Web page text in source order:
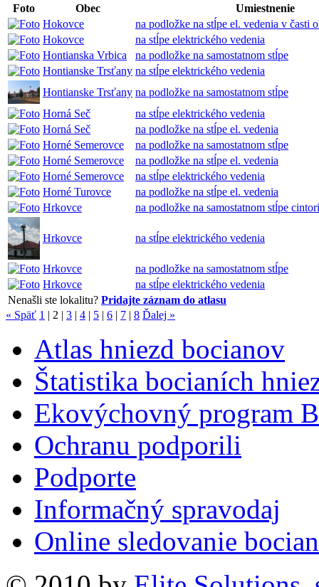
Foto
Obec
Umiestnenie
Hokovce
na podložke na stĺpe el. vedenia v časti
Hokovce
na stĺpe elektrického vedenia
Hontianska Vrbica
na podložke na samostatnom stĺpe
Hontianske Trsťany na stĺpe elektrického vedenia
Hontianske Trsťany na podložke na samostatnom stĺpe
Horná Seč
na stĺpe elektrického vedenia
Horná Seč
na podložke na stĺpe el. vedenia
Horné Semerovce
na podložke na samostatnom stĺpe
Horné Semerovce
na podložke na stĺpe el. vedenia
Horné Semerovce
na stĺpe elektrického vedenia
Horné Turovce
na podložke na stĺpe el. vedenia
Hrkovce
na podložke na samostatnom stĺpe
Hrkovce na stĺpe elektrického vedenia
Hrkovce
na podložke na samostatnom stĺpe
Hrkovce
na stĺpe elektrického vedenia
Nenašli ste lokalitu? Pridajte záznam do atlasu
« Späť 1 | 2 | 3 | 4 | 5 | 6 | 7 | 8 Ďalej »
Atlas hniezd bocianov
Štatistika bocianích
Ekovýchovný program
Ochranu podporili
Podporte
Informačný spravodaj
Online sledovanie